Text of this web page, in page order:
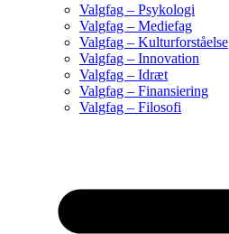
Valgfag – Psykologi
Valgfag – Mediefag
Valgfag – Kulturforståelse
Valgfag – Innovation
Valgfag – Idræt
Valgfag – Finansiering
Valgfag – Filosofi